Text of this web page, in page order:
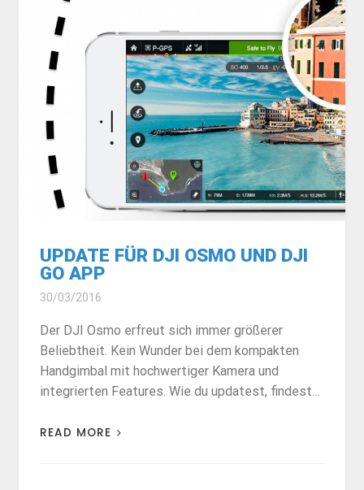
UPDATE FÜR DJI OSMO UND DJI
GO APP
30/03/2016
Der DJI Osmo erfreut sich immer größerer
Beliebtheit. Kein Wunder bei dem kompakten
Handgimbal mit hochwertiger Kamera und
integrierten Features. Wie du updatest, findest…
READ MORE